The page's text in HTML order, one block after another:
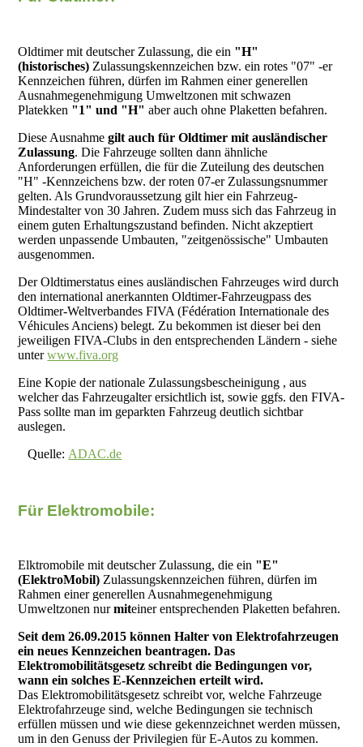
Oldtimer mit deutscher Zulassung, die ein "H"
(historisches) Zulassungskennzeichen bzw. ein rotes "07" -er
Kennzeichen führen, dürfen im Rahmen einer generellen
Ausnahmegenehmigung Umweltzonen mit schwazen
Platekken "1" und "H" aber auch ohne Plaketten befahren.
Diese Ausnahmegilt auch für Oldtimer mit ausländischer
Zulassung. Die Fahrzeuge sollten dann ähnliche
Anforderungen erfüllen, die für die Zuteilung des deutschen
"H" -Kennzeichens bzw. der roten 07-er Zulassungsnummer
gelten. Als Grundvoraussetzung gilt hier ein Fahrzeug-
Mindestalter von 30 Jahren. Zudem muss sich das Fahrzeug in
einem guten Erhaltungszustand befinden. Nicht akzeptiert
werden unpassende Umbauten, "zeitgenössische" Umbauten
ausgenommen.
Der Oldtimerstatus eines ausländischen Fahrzeuges wird durch
den international anerkannten Oldtimer-Fahrzeugpass des
Oldtimer-Weltverbandes FIVA (Fédération Internationale des
Véhicules Anciens) belegt. Zu bekommen ist dieser bei den
jeweiligen FIVA-Clubs in den entsprechenden Ländern - siehe
unterwww.fiva.org
Eine Kopie der nationale Zulassungsbescheinigung , aus
welcher das Fahrzeugalter ersichtlich ist, sowie ggfs. den FIVA-
Pass sollte man im geparkten Fahrzeug deutlich sichtbar
auslegen.
Quelle: ADAC.de
Für Elektromobile:
Elktromobile mit deutscher Zulassung, die ein "E"
(ElektroMobil) Zulassungskennzeichen führen, dürfen im
Rahmen einer generellen Ausnahmegenehmigung
Umweltzonen nurmiteiner entsprechenden Plaketten befahren.
Seit dem 26.09.2015 können Halter von Elektrofahrzeugen
ein neues Kennzeichen beantragen. Das
Elektromobilitätsgesetz schreibt die Bedingungen vor,
wann ein solches E-Kennzeichen erteilt wird.
Das Elektromobilitätsgesetz schreibt vor, welche Fahrzeuge
Elektrofahrzeuge sind, welche Bedingungen sie technisch
erfüllen müssen und wie diese gekennzeichnet werden müssen,
um in den Genuss der Privilegien für E-Autos zu kommen.